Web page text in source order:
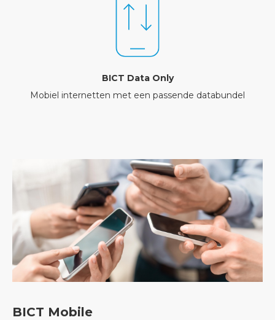
BICT Data Only
Mobiel internetten met een passende databundel
BICT Mobile